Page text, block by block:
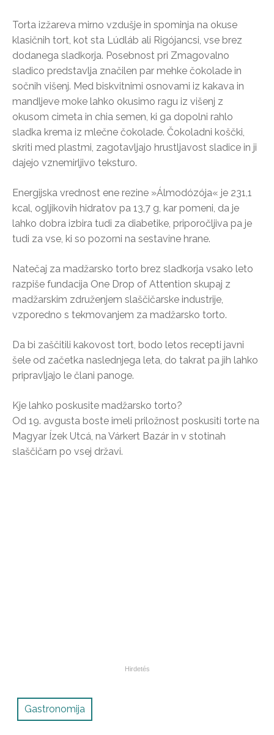
Torta izžareva mirno vzdušje in spominja na okuse
klasičnih tort, kot sta Lúdláb ali Rigójancsi, vse brez
dodanega sladkorja. Posebnost pri Zmagovalno
sladico predstavlja značilen par mehke čokolade in
sočnih višenj. Med biskvitnimi osnovami iz kakava in
mandljeve moke lahko okusimo ragu iz višenj z
okusom cimeta in chia semen, ki ga dopolni rahlo
sladka krema iz mlečne čokolade. Čokoladni koščki,
skriti med plastmi, zagotavljajo hrustljavost sladice in ji
dajejo vznemirljivo teksturo.
Energijska vrednost ene rezine »Álmodózója« je 231,1
kcal, ogljikovih hidratov pa 13,7 g, kar pomeni, da je
lahko dobra izbira tudi za diabetike, priporočljiva pa je
tudi za vse, ki so pozorni na sestavine hrane.
Natečaj za madžarsko torto brez sladkorja vsako leto
razpiše fundacija One Drop of Attention skupaj z
madžarskim združenjem slaščičarske industrije,
vzporedno s tekmovanjem za madžarsko torto.
Da bi zaščitili kakovost tort, bodo letos recepti javni
šele od začetka naslednjega leta, do takrat pa jih lahko
pripravljajo le člani panoge.
Kje lahko poskusite madžarsko torto?
Od 19. avgusta boste imeli priložnost poskusiti torte na
Magyar Ízek Utcá, na Várkert Bazár in v stotinah
slaščičarn po vsej državi.
Gastronomija